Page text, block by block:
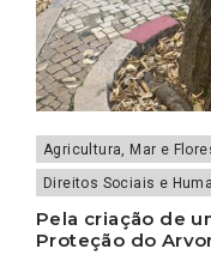
Agricultura, Mar e
Direitos Sociais e
Pela criação de
Proteção do